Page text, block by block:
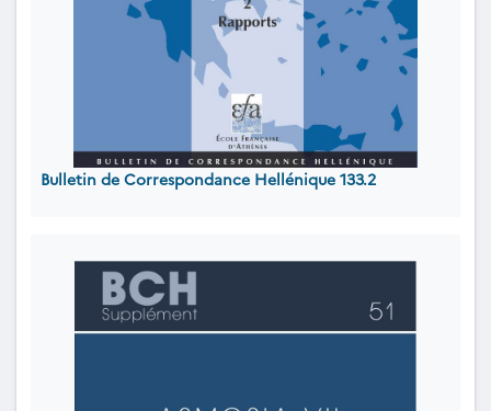
Bulletin de Correspondance Hellénique 133.2